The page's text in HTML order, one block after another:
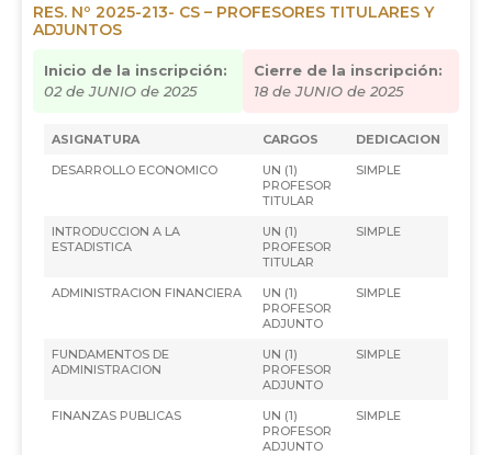
RES. Nº 2025-213- CS – PROFESORES TITULARES Y
ADJUNTOS
Inicio de la inscripción:
02 de JUNIO de 2025
Cierre de la inscripción:
18 de JUNIO de 2025
ASIGNATURA CARGOS
DEDICACION
DESARROLLO ECONOMICO
UN (1)
PROFESOR
TITULAR
SIMPLE
INTRODUCCION A LA
ESTADISTICA
UN (1)
PROFESOR
TITULAR
SIMPLE
ADMINISTRACION FINANCIERA
UN (1)
PROFESOR
ADJUNTO
SIMPLE
FUNDAMENTOS DE
ADMINISTRACION
UN (1)
PROFESOR
ADJUNTO
SIMPLE
FINANZAS PUBLICAS
UN (1)
PROFESOR
ADJUNTO
SIMPLE